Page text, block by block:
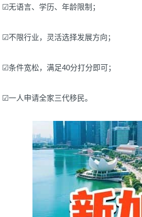
语言、学历、年龄限制；
限行业，灵活选择发展方向；
件宽松，满足40分打分即可；
人申请全家三代移民。